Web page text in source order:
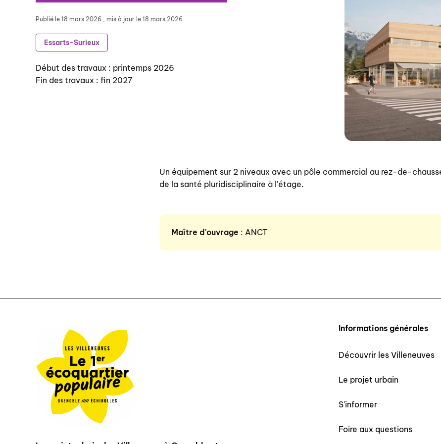
Publié le 18 mars 2026 , mis à jour le 18 mars 2026
Essarts-Surieux
Début des travaux : printemps 2026
Fin des travaux : fin 2027
Un équipement sur 2 niveaux avec un pôle commercial au rez-de-
de la santé pluridisciplinaire à l'étage.
Maître d'ouvrage : ANCT
Informations générales
Découvrir les Villeneuves
Le projet urbain
S'informer
Foire aux questions